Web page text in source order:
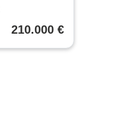
210.000 €